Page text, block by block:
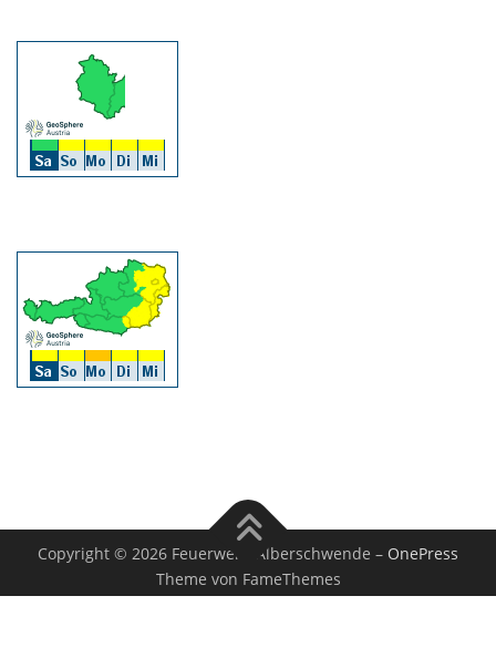
Copyright © 2026 Feuerwehr Alberschwende – OnePress
Theme von FameThemes